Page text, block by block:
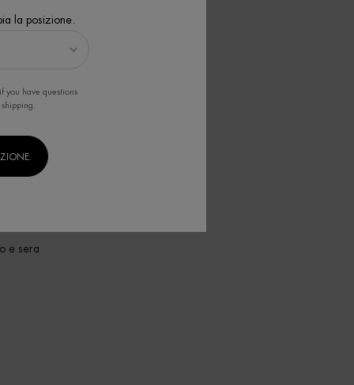
: idrata la
e
e sera
la posizione.
if you have questions